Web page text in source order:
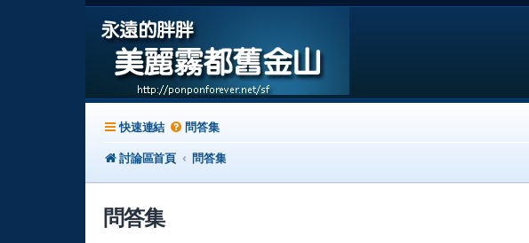
快速連結 問答集
討論區首頁
問答集
問答集